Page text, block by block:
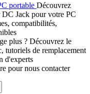
portable Découvrez
Jack pour votre PC
compatibilités,
plus ? Découvrez le
tutoriels de remplacement
d'experts
pour nous contacter